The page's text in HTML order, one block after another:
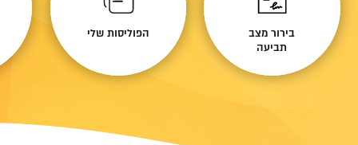
בירור מצב
תביעה
הפוליסות שלי